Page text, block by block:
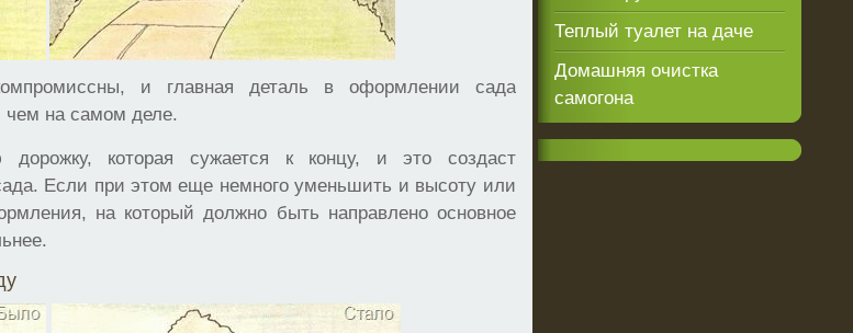
и главная деталь в оформлении сада
чем на самом деле.
дорожку, которая сужается к концу, и это создаст
Если при этом еще немного уменьшить и высоту или
на который должно быть направлено основное
Теплый туалет на даче
Домашняя очистка
самогона